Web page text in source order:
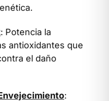
: Potencia la
antioxidantes que
el daño
: